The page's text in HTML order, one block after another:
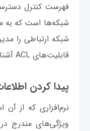
فهرست کنترل
شبکه‌ها است که به
شبکه ارتباطی را
قابلیت‌های ACL آشنا می‌شوید.
پیدا کردن
نرم‌افزاری که از
ویژگی‌های مندرج در